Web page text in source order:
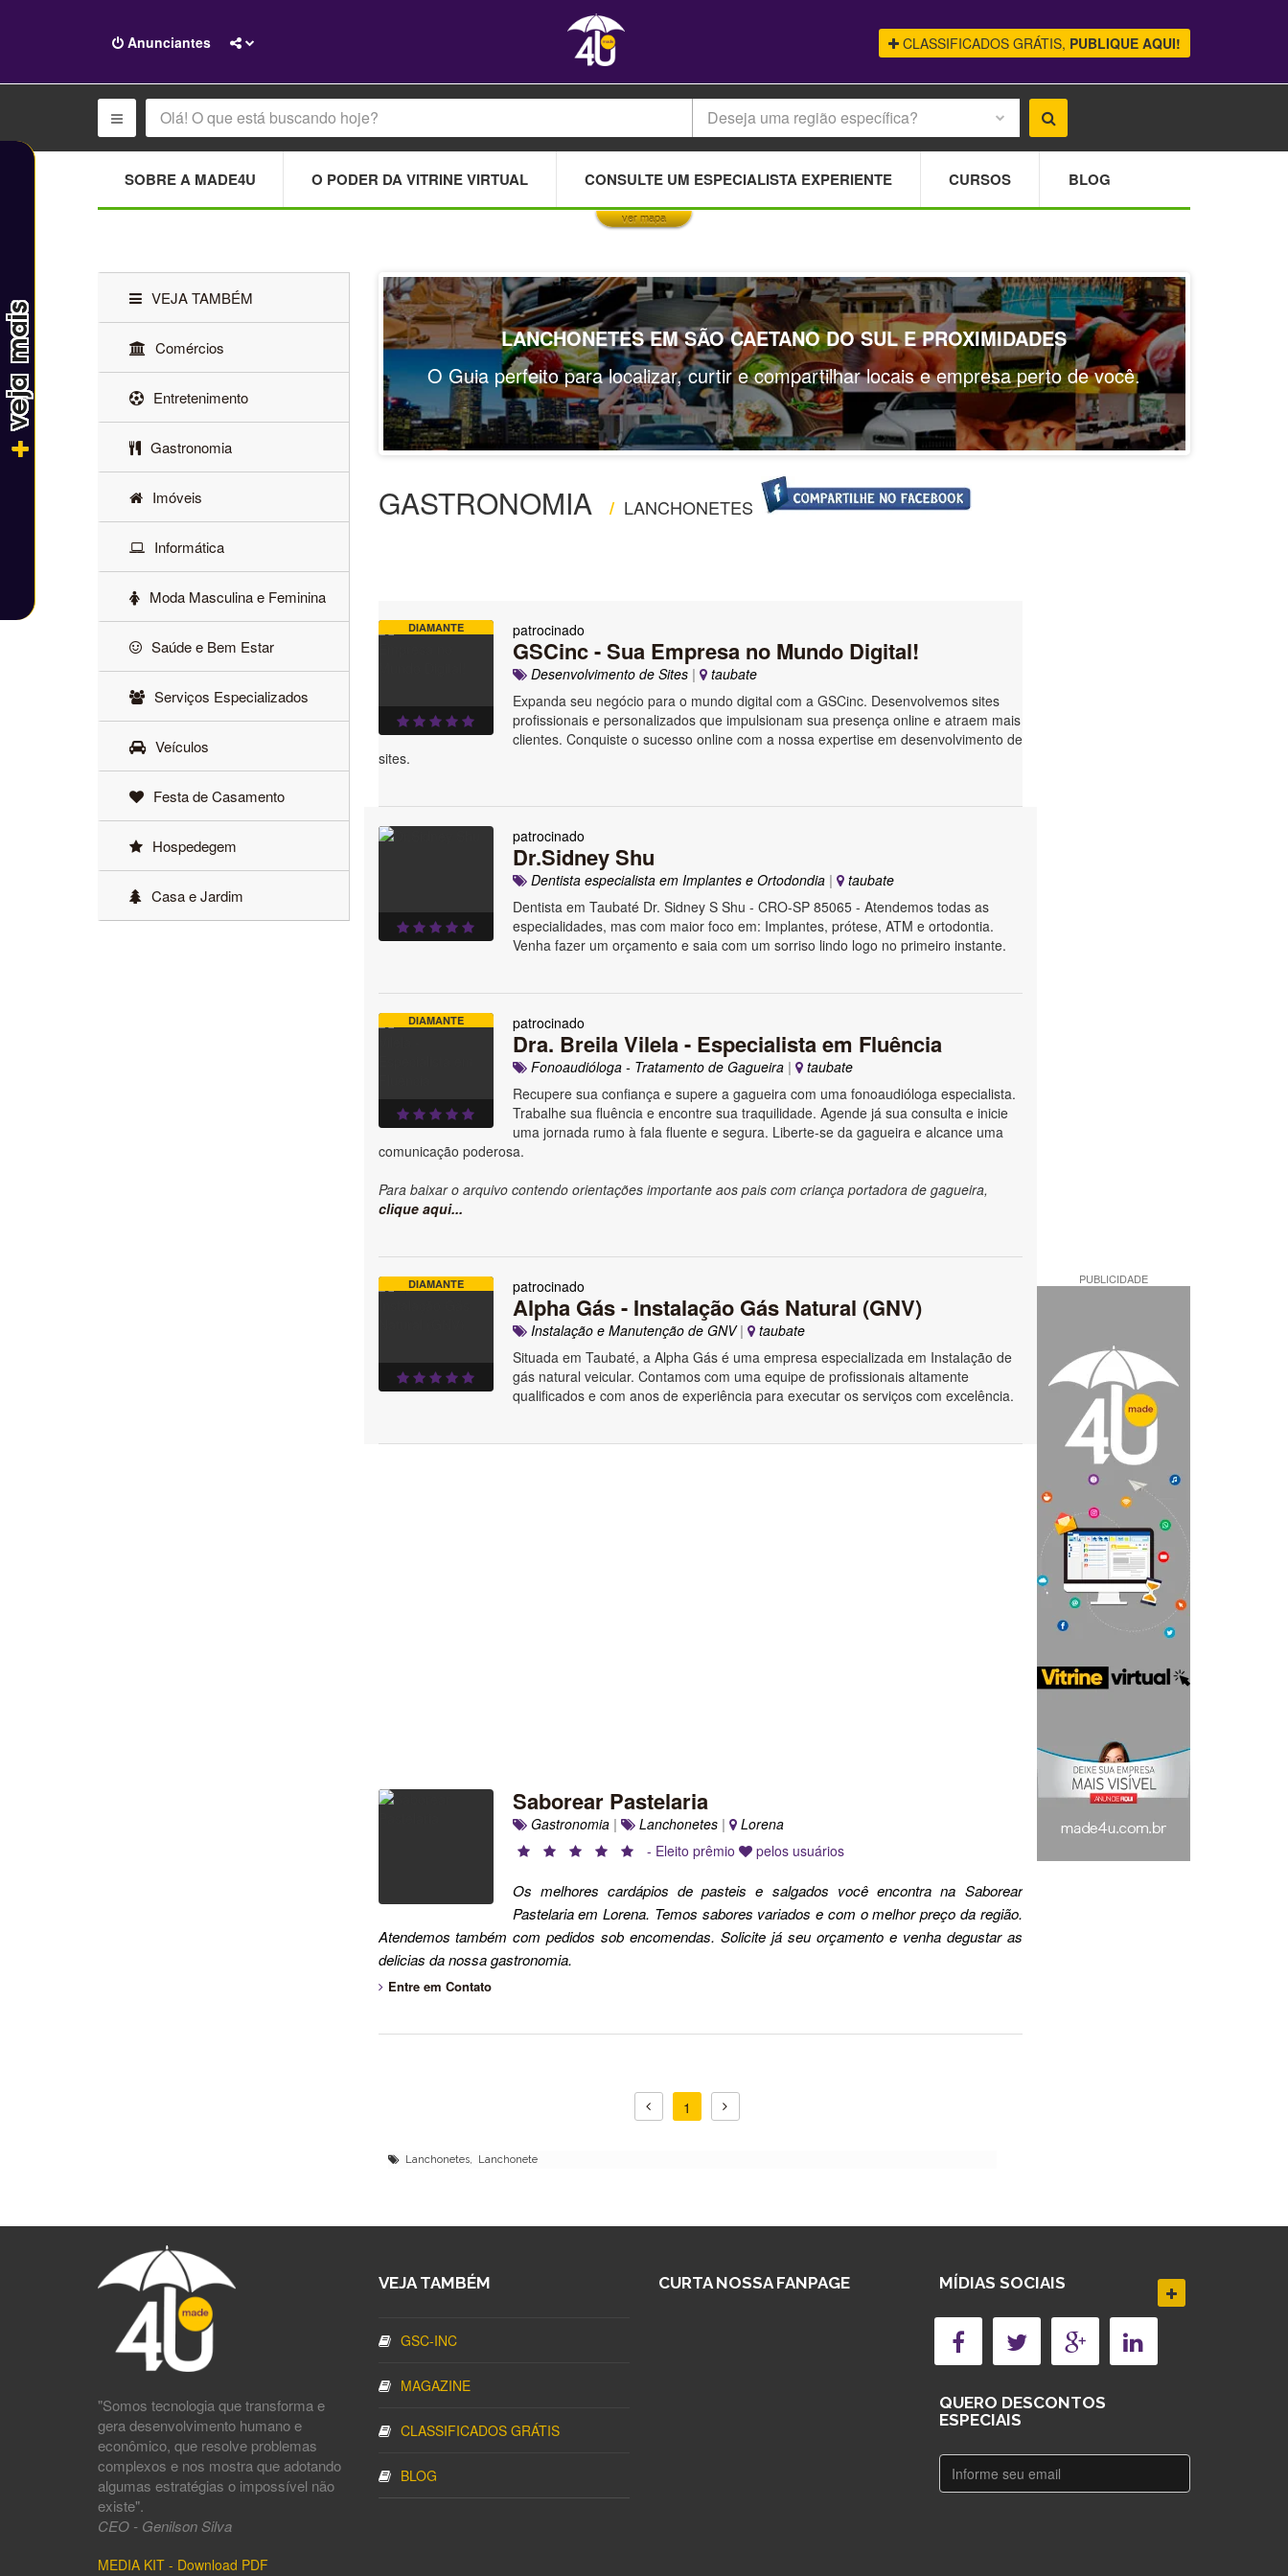
Anunciantes CLASSIFICADOS GRÁTIS, PUBLIQUE AQUI!
Deseja uma região específica?
Do you own this website? OK
SOBRE A MADE4U O PODER DA VITRINE VIRTUAL CONSULTE UM ESPECIALISTA EXPERIENTE CURSOS BLOG
ver mapa
LANCHONETES EM SÃO CAETANO DO SUL E PROXIMIDADES
O Guia perfeito para localizar, curtir e compartilhar locais e empresa perto de você.
GASTRONOMIA / LANCHONETES
DIAMANTE patrocinado
GSCinc - Sua Empresa no Mundo Digital!
Desenvolvimento de Sites|
taubate
Expanda seu negócio para o mundo digital com a GSCinc. Desenvolvemos sites
profissionais e personalizados que impulsionam sua presença online e atraem mais
clientes. Conquiste o sucesso online com a nossa expertise em desenvolvimento de
sites.
patrocinado
Dr.Sidney Shu
Dentista especialista em Implantes e Ortodondia|
taubate
Dentista em Taubaté Dr. Sidney S Shu - CRO-SP 85065 - Atendemos todas as
especialidades, mas com maior foco em: Implantes, prótese, ATM e ortodontia.
Venha fazer um orçamento e saia com um sorriso lindo logo no primeiro instante.
DIAMANTE patrocinado
Dra. Breila Vilela - Especialista em Fluência
Fonoaudióloga - Tratamento de Gagueira|
taubate
Recupere sua confiança e supere a gagueira com uma fonoaudióloga especialista.
Trabalhe sua fluência e encontre sua traquilidade. Agende já sua consulta e inicie
uma jornada rumo à fala fluente e segura. Liberte-se da gagueira e alcance uma
comunicação poderosa.
Para baixar o arquivo contendo orientações importante aos pais com criança portadora de gagueira,
clique aqui...
DIAMANTE patrocinado
Alpha Gás - Instalação Gás Natural (GNV)
Instalação e Manutenção de GNV|
taubate
Situada em Taubaté, a Alpha Gás é uma empresa especializada em Instalação de
gás natural veicular. Contamos com uma equipe de profissionais altamente
qualificados e com anos de experiência para executar os serviços com excelência.
Saborear Pastelaria
Gastronomia| Lanchonetes|
Lorena
- Eleito prêmio
pelos usuários
Os melhores cardápios de pasteis e salgados você encontra na Saborear
Pastelaria em Lorena. Temos sabores variados e com o melhor preço da região.
Atendemos também com pedidos sob encomendas. Solicite já seu orçamento e venha degustar as
delicias da nossa gastronomia.
Entre em Contato
1
Lanchonetes, Lanchonete
PUBLICIDADE
VEJA TAMBÉM
Comércios
Entretenimento
Gastronomia
Imóveis
Informática
Moda Masculina e Feminina
Saúde e Bem Estar
Serviços Especializados
Veículos
Festa de Casamento
Hospedegem
Casa e Jardim
"Somos tecnologia que transforma e
gera desenvolvimento humano e
econômico, que resolve problemas
complexos e nos mostra que adotando
algumas estratégias o impossível não
existe".
CEO - Genilson Silva
MEDIA KIT - Download PDF
VEJA TAMBÉM
GSC-INC
MAGAZINE
CLASSIFICADOS GRÁTIS
BLOG
CURTA NOSSA FANPAGE MÍDIAS SOCIAIS
QUERO DESCONTOS
ESPECIAIS